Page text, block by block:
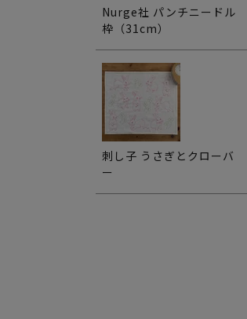
Nurge社 パンチニードル
枠（31cm）
刺し子 うさぎとクローバ
ー